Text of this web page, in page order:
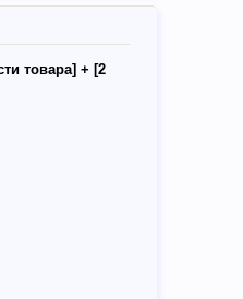
товара] + [2